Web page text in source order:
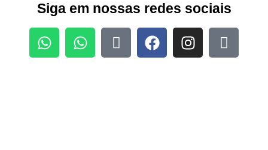
Siga em nossas redes sociais